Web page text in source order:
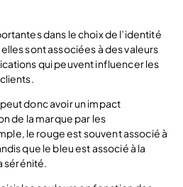
dans le choix de l’identité
sont associées à des valeurs
qui peuvent influencer les
donc avoir un impact
de la marque par les
le rouge est souvent associé à
que le bleu est associé à la
sérénité.